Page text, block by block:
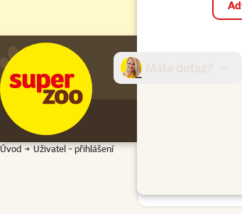
Úvod Uživatel - přihlášení